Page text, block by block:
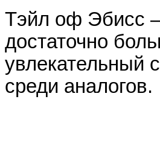
Тэйл оф Эбисс –
достаточно
увлекательный
среди аналогов.